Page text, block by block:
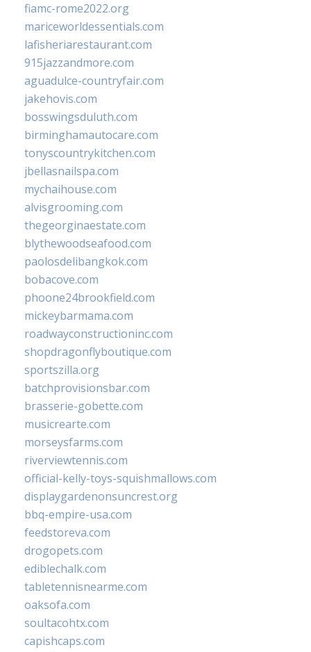
fiamc-rome2022.org
mariceworldessentials.com
lafisheriarestaurant.com
915jazzandmore.com
aguadulce-countryfair.com
jakehovis.com
bosswingsduluth.com
birminghamautocare.com
tonyscountrykitchen.com
jbellasnailspa.com
mychaihouse.com
alvisgrooming.com
thegeorginaestate.com
blythewoodseafood.com
paolosdelibangkok.com
bobacove.com
phoone24brookfield.com
mickeybarmama.com
roadwayconstructioninc.com
shopdragonflyboutique.com
sportszilla.org
batchprovisionsbar.com
brasserie-gobette.com
musicrearte.com
morseysfarms.com
riverviewtennis.com
official-kelly-toys-squishmallows.com
displaygardenonsuncrest.org
bbq-empire-usa.com
feedstoreva.com
drogopets.com
ediblechalk.com
tabletennisnearme.com
oaksofa.com
soultacohtx.com
capishcaps.com